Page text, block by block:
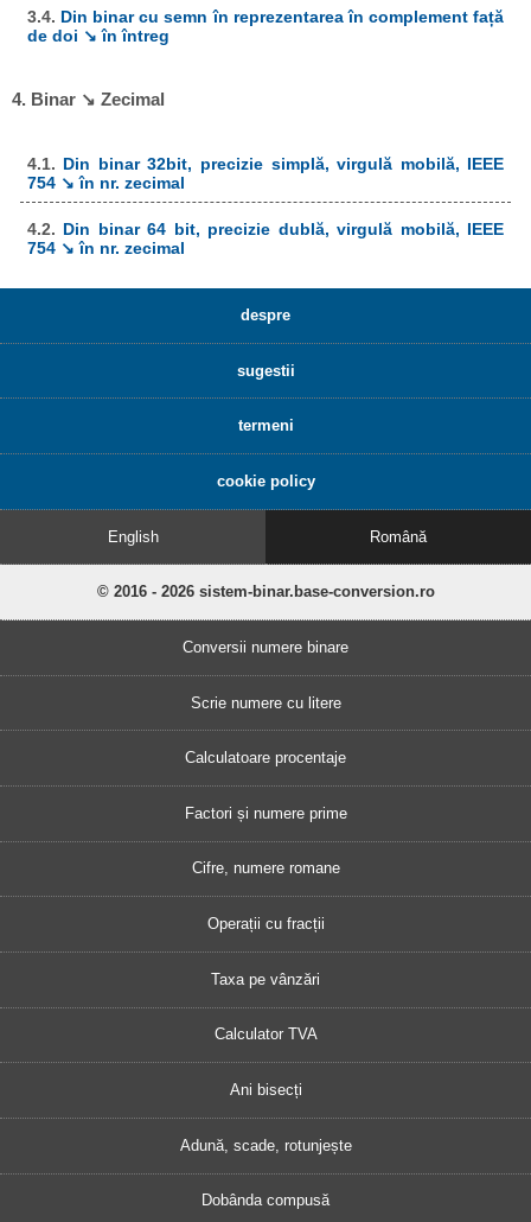
3.4. Din binar cu semn în reprezentarea în complement față
de doi ↘ în întreg
4. Binar ↘ Zecimal
4.1. Din binar 32bit, precizie simplă, virgulă mobilă, IEEE
754 ↘ în nr. zecimal
4.2. Din binar 64 bit, precizie dublă, virgulă mobilă, IEEE
754 ↘ în nr. zecimal
despre
sugestii
termeni
cookie policy
English Română
© 2016 - 2026 sistem-binar.base-conversion.ro
Conversii numere binare
Scrie numere cu litere
Calculatoare procentaje
Factori și numere prime
Cifre, numere romane
Operații cu fracții
Taxa pe vânzări
Calculator TVA
Ani bisecți
Adună, scade, rotunjește
Dobânda compusă